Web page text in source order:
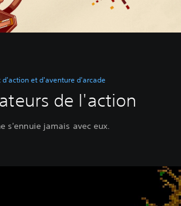
d'action et d'aventure d'arcade
de l'action
s'ennuie jamais avec eux.